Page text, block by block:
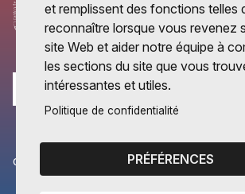
CANTONS PARTENAIRES
Vaud
et remplissent des fonctions telles
reconnaître lorsque vous revenez
site Web et aider notre équipe à
les sections du site que vous
intéressantes et utiles.
Politique de confidentialité
PRÉFÉRENCES